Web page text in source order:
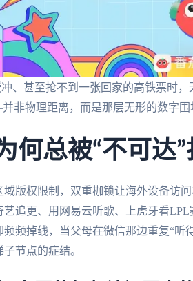
、甚至抢不到一张回家的高铁票时
非物理距离，而是那层无形的数字围
何总被“不可达”
版权限制，双重枷锁让海外设备访
追更、用网易云听歌、上虎牙看LPL
频掉线，当父母在微信那边重复“听
节点的症结。